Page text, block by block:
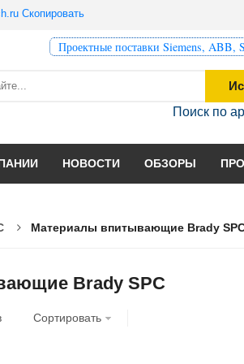
Скопировать
Проектные поставки Siemens, ABB,
Поиск по
НОВОСТИ ОБЗОРЫ
Материалы впитывающие Brady
Brady SPC
Сортировать